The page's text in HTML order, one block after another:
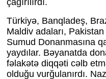
Türkiyə, Banqladeş,
Maldiv adaları,
Sumud Donanmasına
yaydılar. Bəyanatda
fəlakətə diqqəti cəlb
olduğu vurğulanırdı.